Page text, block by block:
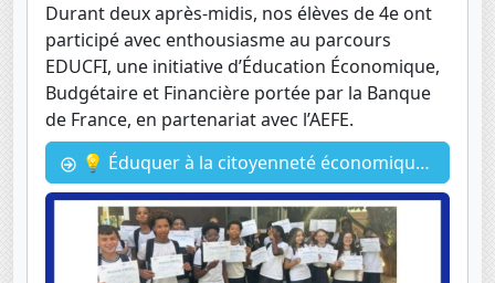
Durant deux après-midis, nos élèves de 4e ont
participé avec enthousiasme au parcours
EDUCFI, une initiative d’Éducation Économique,
Budgétaire et Financière portée par la Banque
de France, en partenariat avec l’AEFE.
💡 Éduquer à la citoyenneté économique : une mission essentielle dès le collège EDUCFI